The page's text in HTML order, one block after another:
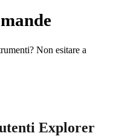
Non esitare a
Explorer